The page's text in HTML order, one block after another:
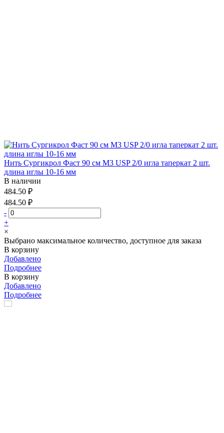
Нить Сургикрол Фаст 90 см М3 USP 2/0 игла таперкат 2 шт.
длина иглы 10-16 мм
В наличии
484.50 ₽
484.50 ₽
-
+
×
Выбрано максимальное количество, доступное для заказа
В корзину
Добавлено
Подробнее
В корзину
Добавлено
Подробнее